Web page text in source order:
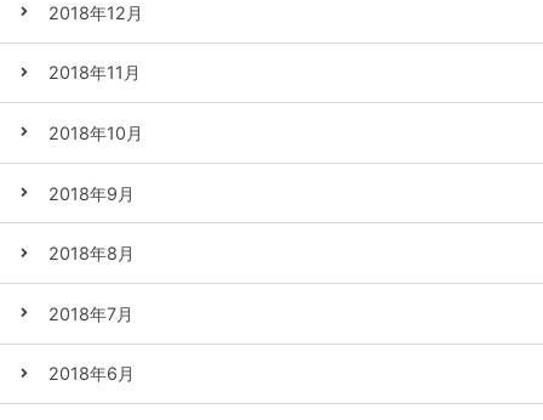
2018年12月
2018年11月
2018年10月
2018年9月
2018年8月
2018年7月
2018年6月